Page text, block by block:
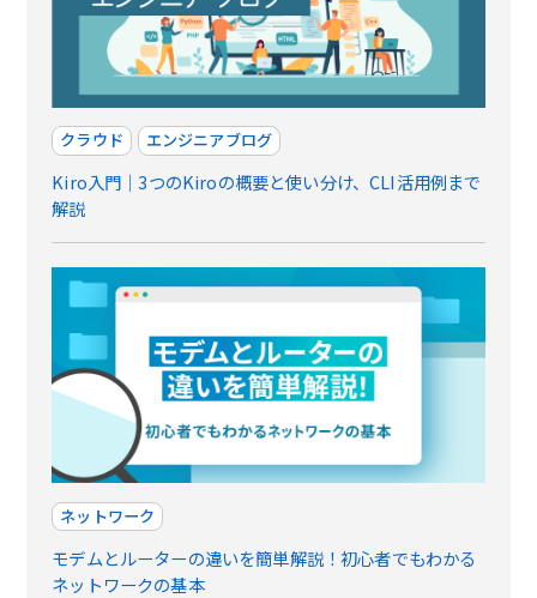
クラウド エンジニアブログ
Kiro入門｜3つのKiroの概要と使い分け、CLI活用例まで
解説
ネットワーク
モデムとルーターの違いを簡単解説！初心者でもわかる
ネットワークの基本